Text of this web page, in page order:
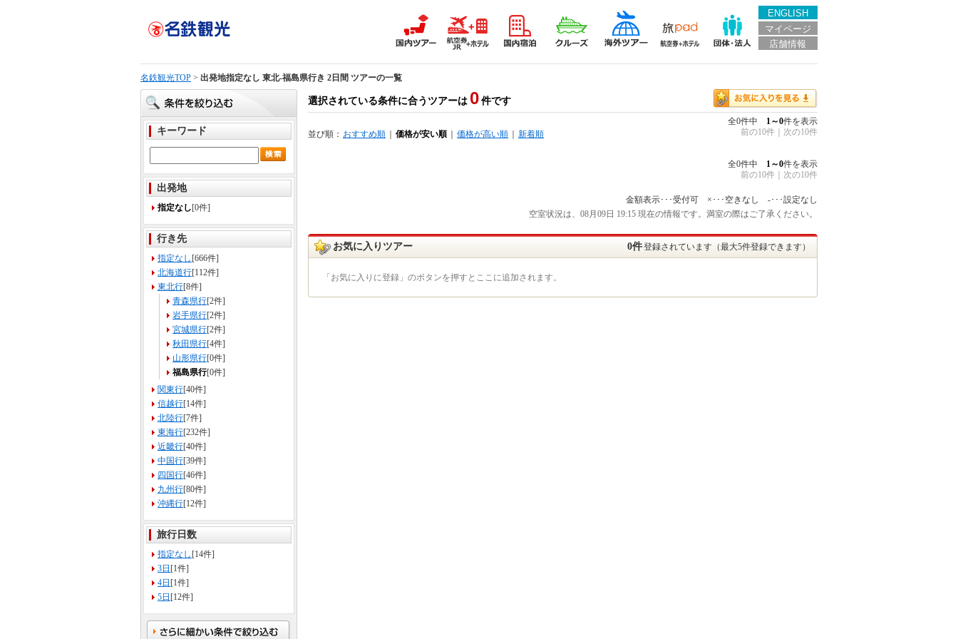
ENGLISH
マイページ
店舗情報
名鉄観光TOP > 出発地指定なし 東北-福島県行き 2日間 ツアーの一覧
キーワード
出発地
指定なし[0件]
行き先
指定なし [666件]
北海道行[112件]
東北行[8件]
青森県行[2件]
岩手県行[2件]
宮城県行[2件]
秋田県行[4件]
山形県行[0件]
福島県行[0件]
関東行[40件]
信越行[14件]
北陸行[7件]
東海行[232件]
近畿行[40件]
中国行[39件]
四国行[46件]
九州行[80件]
沖縄行[12件]
旅行日数
指定なし [14件]
3日 [1件]
4日 [1件]
5日 [12件]
選択されている条件に合うツアーは 0 件です
並び順： おすすめ順 価格が安い順 価格が高い順 新着順
全0件中 1～0件を表示
前の10件
次の10件
全0件中 1～0件を表示
前の10件
次の10件
金額表示･･･受付可 ×･･･空きなし -･･･設定なし
空室状況は、08月09日 19:15 現在の情報です。満室の際はご了承ください。
お気に入りツアー 0件登録されています（最大5件登録できます）
「お気に入りに登録」のボタンを押すとここに追加されます。